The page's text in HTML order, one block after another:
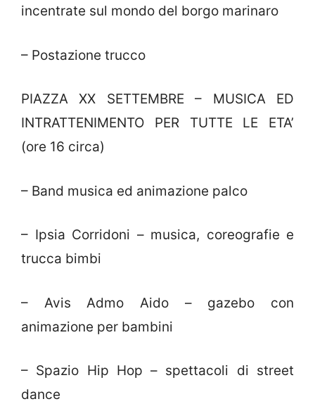
incentrate sul mondo del borgo marinaro
– Postazione trucco
PIAZZA XX SETTEMBRE – MUSICA ED
INTRATTENIMENTO PER TUTTE LE ETA’
(ore 16 circa)
– Band musica ed animazione palco
– Ipsia Corridoni – musica, coreografie e
trucca bimbi
– Avis Admo Aido – gazebo con
animazione per bambini
– Spazio Hip Hop – spettacoli di street
dance